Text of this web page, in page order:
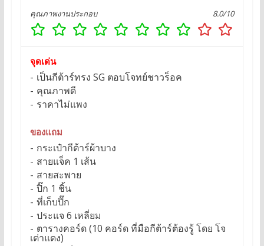
คุณภาพงานประกอบ 8.0/10
จุดเด่น
เป็นกีต้าร์ทรง SG ตอบโจทย์ชาวร็อค
คุณภาพดี
ราคาไม่แพง
ของแถม
กระเป๋ากีต้าร์ผ้าบาง
สายแจ็ค 1 เส้น
สายสะพาย
ปิ๊ก 1 ชิ้น
ที่เก็บปิ๊ก
ประแจ 6 เหลี่ยม
ตารางคอร์ด (10 คอร์ด ที่มือกีต้าร์ต้องรู้ โดย โจ
เต่าแดง)